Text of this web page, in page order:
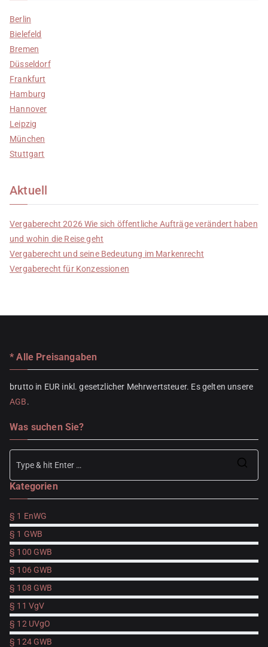
Berlin
Bielefeld
Bremen
Düsseldorf
Frankfurt
Hamburg
Hannover
Leipzig
München
Stuttgart
Aktuell
Vergaberecht 2026 Wie sich öffentliche Aufträge verändert haben
und wohin die Reise geht
Vergaberecht und seine Bedeutung im Markenrecht
Vergaberecht für Konzessionen
* Alle Preisangaben
brutto in EUR inkl. gesetzlicher Mehrwertsteuer. Es gelten unsere
AGB.
Was suchen Sie?
Kategorien
§ 1 EnWG
§ 1 GWB
§ 100 GWB
§ 106 GWB
§ 108 GWB
§ 11 VgV
§ 12 UVgO
§ 124 GWB